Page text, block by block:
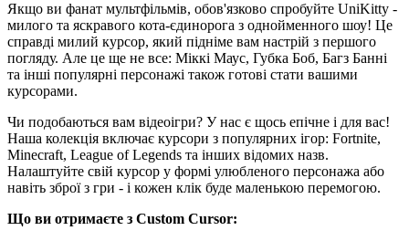
Якщо ви фанат мультфільмів, обов'язково спробуйте UniKitty -
милого та яскравого кота-єдинорога з однойменного шоу! Це
справді милий курсор, який підніме вам настрій з першого
погляду. Але це ще не все: Міккі Маус, Губка Боб, Багз Банні
та інші популярні персонажі також готові стати вашими
курсорами.
Чи подобаються вам відеоігри? У нас є щось епічне і для вас!
Наша колекція включає курсори з популярних ігор: Fortnite,
Minecraft, League of Legends та інших відомих назв.
Налаштуйте свій курсор у формі улюбленого персонажа або
навіть зброї з гри - і кожен клік буде маленькою перемогою.
Що ви отримаєте з Custom Cursor: